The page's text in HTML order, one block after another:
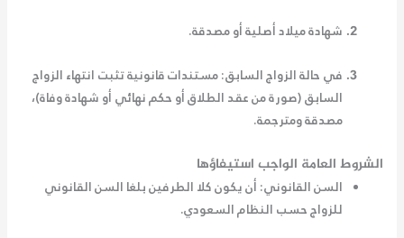
شهادة ميلادأصلية أو مصدقة.
في حالة الزواج السابق:مستندات قانونية تثبت انتهاء الزواج
السابق (صورة من عقد الطلاق أو حكم نهائي أو شهادة وفاة)،
مصدقة ومترجمة.
الشروط العامة الواجب استيفاؤها
السن القانوني: أن يكون كلا الطرفين بلغا السن القانوني
للزواج حسب النظام السعودي.